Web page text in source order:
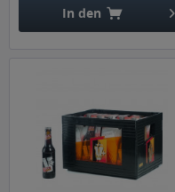
In den